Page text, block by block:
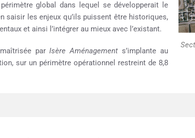
global dans lequel se développerait le
saisir les enjeux qu’ils puissent être historiques,
et ainsi l’intégrer au mieux avec l’existant.
maîtrisée parIsère Aménagement s’implante au
sur un périmètre opérationnel restreint de 8,8